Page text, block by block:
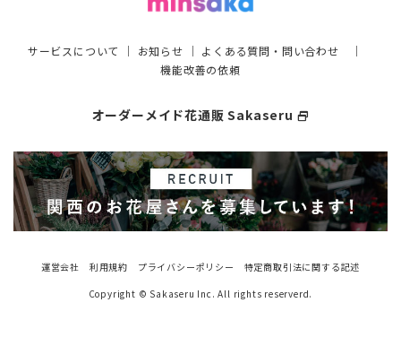
サービスについて ｜ お知らせ ｜ よくある質問・問い合わせ ｜
機能改善の依頼
オーダーメイド花通販 Sakaseru select_window
運営会社 利用規約 プライバシーポリシー
特定商取引法に関する記述
Copyright © Sakaseru Inc. All rights reserverd.